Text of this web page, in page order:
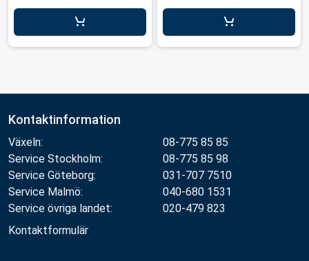
Kontaktinformation
Växeln:
08-775 85 85
Service Stockholm:
08-775 85 98
Service Göteborg:
031-707 7510
Service Malmö:
040-680 1531
Service övriga landet:
020-479 823
Kontaktformulär